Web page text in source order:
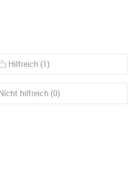
Hilfreich (1)
hilfreich (0)